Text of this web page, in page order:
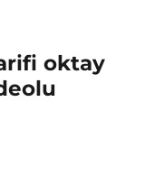
oktay